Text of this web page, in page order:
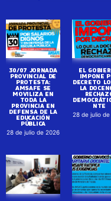
30/07 JORNADA
PROVINCIAL DE
PROTESTA:
AMSAFE SE
MOVILIZA EN
TODA LA
PROVINCIA EN
DEFENSA DE LA
EDUCACIÓN
PÚBLICA
28 de julio de 2026
EL
IMPONE
DECRETO
LA
NTE
28 de julio